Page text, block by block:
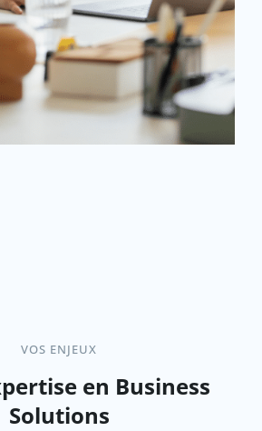
VOS ENJEUX
en Business
Solutions